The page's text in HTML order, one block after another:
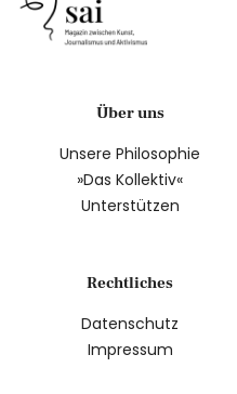
Über uns
Unsere Philosophie
»Das Kollektiv«
Unterstützen
Rechtliches
Datenschutz
Impressum